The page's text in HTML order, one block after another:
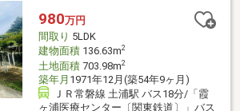
980万円
間取り 5LDK
建物面積136.63m2
土地面積703.98m2
築年月 1971年12月(築54年9ヶ月)
ＪＲ常磐線 土浦駅 バス18分/「霞
ヶ浦医療センター〔関東鉄道〕」バス